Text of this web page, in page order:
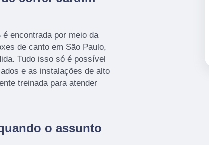
encontrada por meio da
de canto em São Paulo,
Tudo isso só é possível
e as instalações de alto
treinada para atender
o assunto